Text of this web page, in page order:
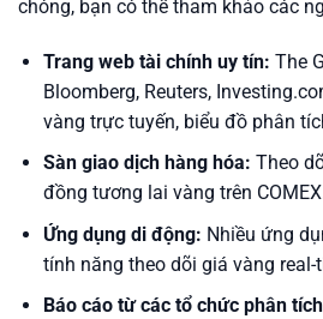
chóng, bạn có thể tham khảo các
Trang web tài chính uy tín: The
Bloomberg, Reuters,
vàng trực tuyến, biểu đồ phân
Sàn giao dịch hàng hóa: Theo
đồng tương lai vàng trên
Ứng dụng di động: Nhiều ứng
tính năng theo dõi giá vàng real-
Báo cáo từ các tổ chức phân